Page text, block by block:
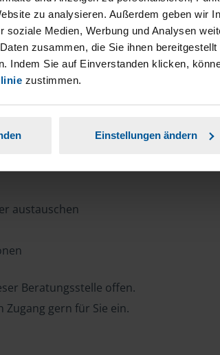
zu analysieren. Außerdem geben wir
soziale Medien, Werbung und Analysen
zusammen, die Sie ihnen
Indem Sie auf Einverstanden klicken,
zustimmen.
Einstellungen ändern
Zeit und Porto sparen und jederzeit
austauschen
Beratungsstelle offen.
gern für Sie ein.